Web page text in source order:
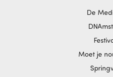
De
Moet je